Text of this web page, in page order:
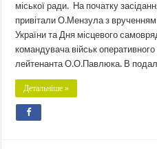
міської ради. На початку
привітали О.Мензула з
України та Дня місцевого
командувача військ
лейтенанта О.О.Павлюка. В
Детальніше »